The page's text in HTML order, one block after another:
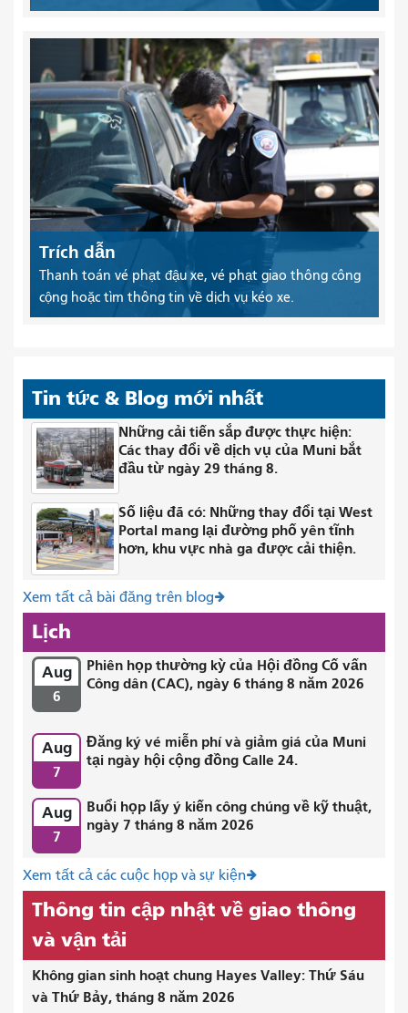
Trích dẫn
Thanh toán vé phạt đậu xe, vé phạt giao thông công
cộng hoặc tìm thông tin về dịch vụ kéo xe.
Tin tức & Blog mới nhất
Những cải tiến sắp được thực hiện:
Các thay đổi về dịch vụ của Muni bắt
đầu từ ngày 29 tháng 8.
Số liệu đã có: Những thay đổi tại West
Portal mang lại đường phố yên tĩnh
hơn, khu vực nhà ga được cải thiện.
Xem tất cả bài đăng trên blog
Lịch
Aug
6
Phiên họp thường kỳ của Hội đồng Cố vấn
Công dân (CAC), ngày 6 tháng 8 năm 2026
Aug
7
Đăng ký vé miễn phí và giảm giá của Muni
tại ngày hội cộng đồng Calle 24.
Aug
7
Buổi họp lấy ý kiến ​​công chúng về kỹ thuật,
ngày 7 tháng 8 năm 2026
Xem tất cả các cuộc họp và sự kiện
Thông tin cập nhật về giao thông
và vận tải
Không gian sinh hoạt chung Hayes Valley: Thứ Sáu
và Thứ Bảy, tháng 8 năm 2026